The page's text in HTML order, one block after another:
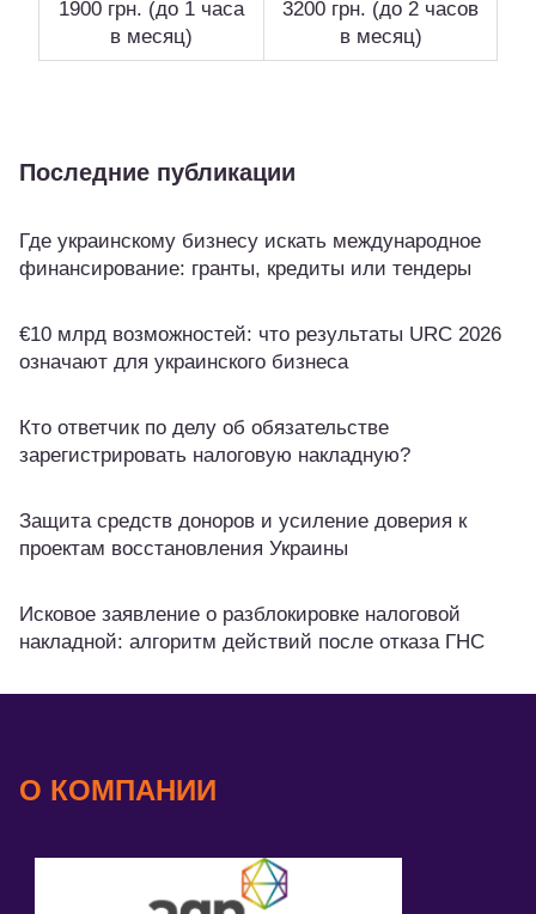
1900 грн. (до 1 часа
в месяц)
3200 грн. (до 2 часов
в месяц)
Последние публикации
Где украинскому бизнесу искать международное
финансирование: гранты, кредиты или тендеры
€10 млрд возможностей: что результаты URC 2026
означают для украинского бизнеса
Кто ответчик по делу об обязательстве
зарегистрировать налоговую накладную?
Защита средств доноров и усиление доверия к
проектам восстановления Украины
Исковое заявление о разблокировке налоговой
накладной: алгоритм действий после отказа ГНС
О КОМПАНИИ